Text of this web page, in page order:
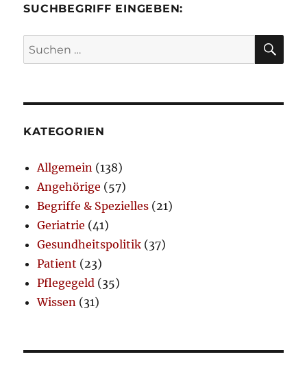
SUCHBEGRIFF EINGEBEN:
Suchen
nach:
KATEGORIEN
Allgemein (138)
Angehörige (57)
Begriffe & Spezielles (21)
Geriatrie (41)
Gesundheitspolitik (37)
Patient (23)
Pflegegeld (35)
Wissen (31)